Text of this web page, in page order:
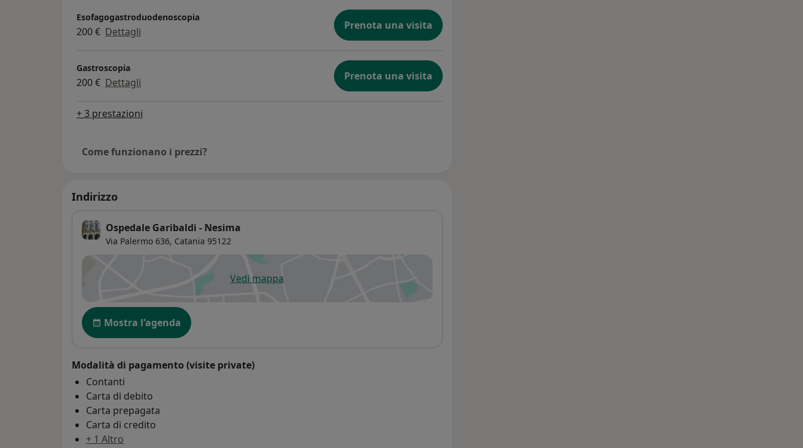
Esofagogastroduodenoscopia
200 € Dettagli Prenota una visita
Gastroscopia
200 € Dettagli Prenota una visita
+ 3 prestazioni
Come funzionano i prezzi?
Indirizzo
Ospedale Garibaldi - Nesima
Via Palermo 636, Catania 95122
Vedi mappasi apre in una nuova scheda
Disponibilità
Mostra l'agenda
Modalità di pagamento (visite private)
Contanti
Carta di debito
Carta prepagata
Carta di credito
+ 1 Altro